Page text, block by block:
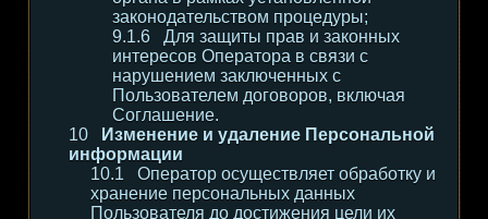
законодательством процедуры;
Для защиты прав и законных
интересов Оператора в связи с
нарушением заключенных с
Пользователем договоров, включая
Соглашение.
Изменение и удаление Персональной
информации
Оператор осуществляет обработку и
хранение персональных данных
Пользователя до достижения цели их